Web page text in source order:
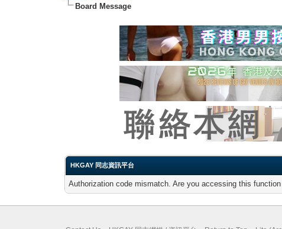
Board Message
HKGAY 同志資訊平台
Authorization code mismatch. Are you accessing this